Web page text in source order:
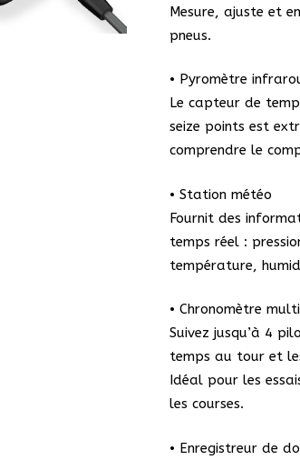
Mesure, ajuste et
pneus.
• Pyromètre
Le capteur de
seize points est
comprendre le
• Station météo
Fournit des
temps réel :
température,
• Chronomètre
Suivez jusqu’à 4
temps au tour et
Idéal pour les
les courses.
• Enregistreur de